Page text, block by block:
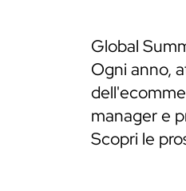
Global
Ogni anno,
manager e
Scopri le